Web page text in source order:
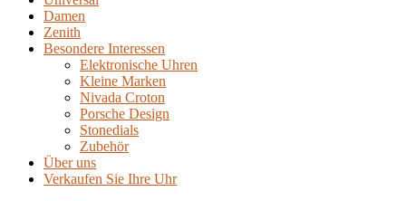
Damen
Zenith
Besondere Interessen
Elektronische Uhren
Kleine Marken
Nivada Croton
Porsche Design
Stonedials
Zubehör
Über uns
Verkaufen Sie Ihre Uhr